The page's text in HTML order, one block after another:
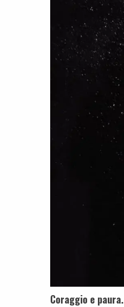
Coraggio e paura.